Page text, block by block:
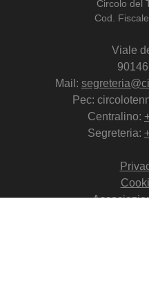
Circolo del
Cod.
Viale
Mail:
Pec:
Centralino:
Segreteria: